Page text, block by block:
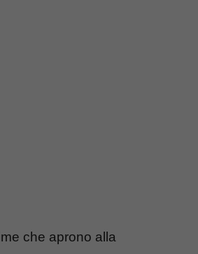
che aprono alla